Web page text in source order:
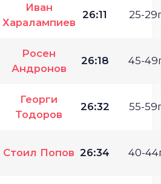
Иван
Харалампиев
26:11 25-
Росен
Андронов
26:18 45-
Георги
Тодоров
26:32 55-
Стоил Попов 26:34 40-